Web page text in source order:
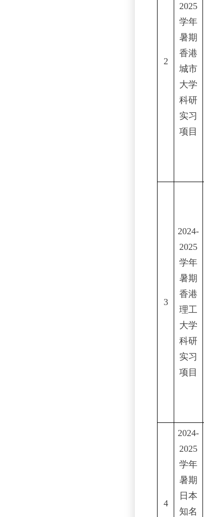
2
2025
学年
暑期
香港
城市
大学
科研
实习
项目
3
2024-
2025
学年
暑期
香港
理工
大学
科研
实习
项目
4
2024-
2025
学年
暑期
日本
知名